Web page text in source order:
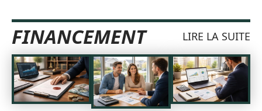
FINANCEMENT LIRE LA SUITE